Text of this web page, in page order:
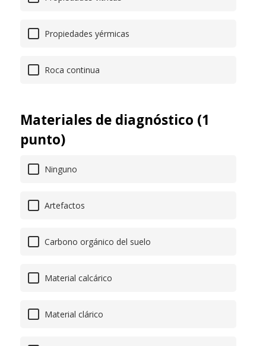
Propiedades yérmicas
Roca continua
Materiales de diagnóstico (1
punto)
Ninguno
Artefactos
Carbono orgánico del suelo
Material calcárico
Material clárico